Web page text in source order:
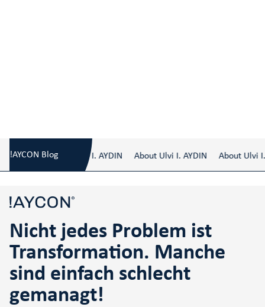
!AYCON BlogAbout Ulvi I. AYDIN About Ulvi I. AYDIN About Ulvi I.
Nicht jedes Problem ist
Transformation. Manche
sind einfach schlecht
gemanagt!